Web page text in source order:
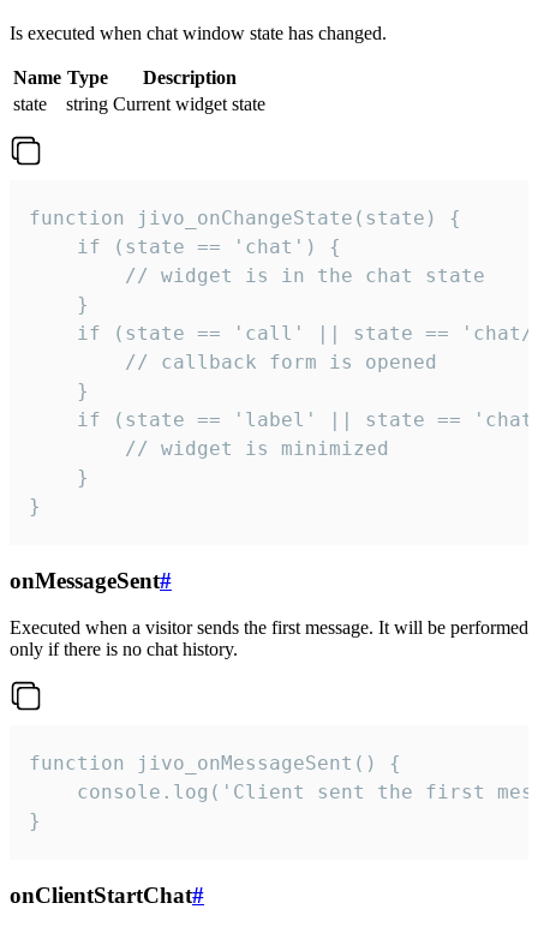
Is executed when chat window state has changed.
Name Type
Description
state
string Current widget state
function jivo_onChangeState(state) {
    if (state == 'chat') {
        // widget is in the chat state
    }
if (state == 'call' || state ==
        // callback form is opened
    }
if (state == 'label' || state ==
        // widget is minimized
    }
}
onMessageSent#
Executed when a visitor sends the first message. It will be performed
only if there is no chat history.
function jivo_onMessageSent() {
console.log('Client sent the first
}
onClientStartChat#